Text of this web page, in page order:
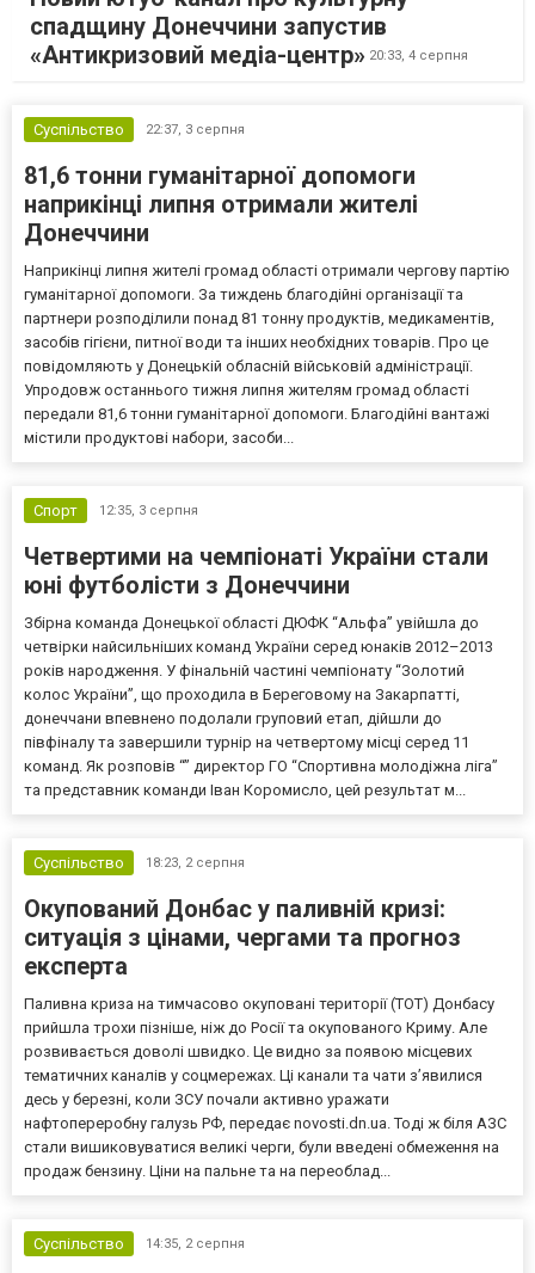
спадщину Донеччини запустив
«Антикризовий медіа-центр» 20:33, 4 серпня
Суспільство 22:37, 3 серпня
81,6 тонни гуманітарної допомоги
наприкінці липня отримали жителі
Донеччини
Наприкінці липня жителі громад області отримали чергову партію
гуманітарної допомоги. За тиждень благодійні організації та
партнери розподілили понад 81 тонну продуктів, медикаментів,
засобів гігієни, питної води та інших необхідних товарів. Про це
повідомляють у Донецькій обласній військовій адміністрації.
Упродовж останнього тижня липня жителям громад області
передали 81,6 тонни гуманітарної допомоги. Благодійні вантажі
містили продуктові набори, засоби...
Спорт 12:35, 3 серпня
Четвертими на чемпіонаті України стали
юні футболісти з Донеччини
Збірна команда Донецької області ДЮФК “Альфа” увійшла до
четвірки найсильніших команд України серед юнаків 2012–2013
років народження. У фінальній частині чемпіонату “Золотий
колос України”, що проходила в Береговому на Закарпатті,
донеччани впевнено подолали груповий етап, дійшли до
півфіналу та завершили турнір на четвертому місці серед 11
команд. Як розповів “” директор ГО “Спортивна молодіжна ліга”
та представник команди Іван Коромисло, цей результат м...
Суспільство 18:23, 2 серпня
Окупований Донбас у паливній кризі:
ситуація з цінами, чергами та прогноз
експерта
Паливна криза на тимчасово окуповані території (ТОТ) Донбасу
прийшла трохи пізніше, ніж до Росії та окупованого Криму. Але
розвивається доволі швидко. Це видно за появою місцевих
тематичних каналів у соцмережах. Ці канали та чати з’явилися
десь у березні, коли ЗСУ почали активно уражати
нафтопереробну галузь РФ, передає novosti.dn.ua. Тоді ж біля АЗС
стали вишиковуватися великі черги, були введені обмеження на
продаж бензину. Ціни на пальне та на переоблад...
Суспільство 14:35, 2 серпня